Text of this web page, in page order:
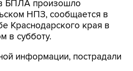
БПЛА произошло
НПЗ, сообщается в
Краснодарского края в
в субботу.
информации, пострадали